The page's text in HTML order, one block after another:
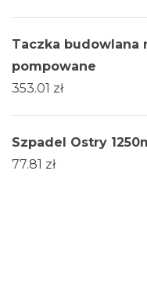
Taczka budowlana
pompowane
353.01 zł
Szpadel Ostry
77.81 zł